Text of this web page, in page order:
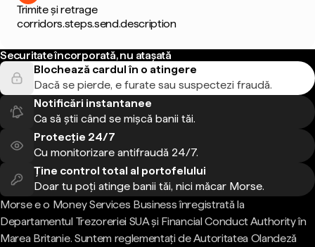
Trimite și retrage
corridors.steps.send.description
Securitate încorporată, nu atașată
Blochează cardul în o atingere
Dacă se pierde, e furate sau suspectezi fraudă.
Notificări instantanee
Ca să știi când se mișcă banii tăi.
Protecție 24/7
Cu monitorizare antifraudă 24/7.
Ține control total al portofelului
Doar tu poți atinge banii tăi, nici măcar Morse.
Morse e o Money Services Business înregistrată la
Departamentul Trezoreriei SUA și Financial Conduct Authority în
Marea Britanie. Suntem reglementați de Autoritatea Olandeză